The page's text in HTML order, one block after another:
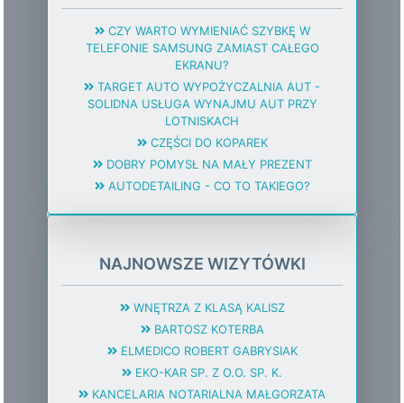
CZY WARTO WYMIENIAĆ SZYBKĘ W
TELEFONIE SAMSUNG ZAMIAST CAŁEGO
EKRANU?
TARGET AUTO WYPOŻYCZALNIA AUT -
SOLIDNA USŁUGA WYNAJMU AUT PRZY
LOTNISKACH
CZĘŚCI DO KOPAREK
DOBRY POMYSŁ NA MAŁY PREZENT
AUTODETAILING - CO TO TAKIEGO?
NAJNOWSZE WIZYTÓWKI
WNĘTRZA Z KLASĄ KALISZ
BARTOSZ KOTERBA
ELMEDICO ROBERT GABRYSIAK
EKO-KAR SP. Z O.O. SP. K.
KANCELARIA NOTARIALNA MAŁGORZATA